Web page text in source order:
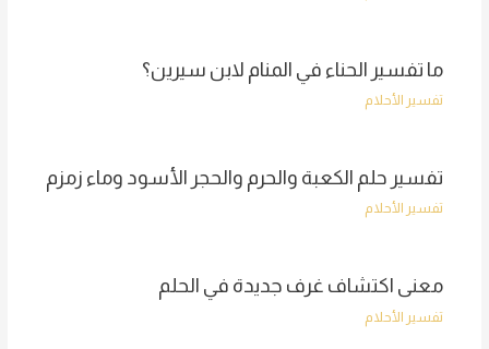
ما تفسير الحناء في المنام لابن سيرين؟
تفسير الأحلام
تفسير حلم الكعبة والحرم والحجر الأسود وماء زمزم
تفسير الأحلام
معنى اكتشاف غرف جديدة في الحلم
تفسير الأحلام